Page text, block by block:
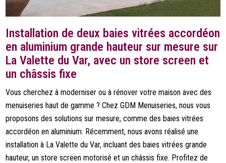
Installation de deux baies vitrées accordéon
en aluminium grande hauteur sur mesure sur
La Valette du Var, avec un store screen et
un châssis fixe
Vous cherchez à moderniser ou à rénover votre maison avec des
menuiseries haut de gamme ? Chez GDM Menuiseries, nous vous
proposons des solutions sur mesure, comme des baies vitrées
accordéon en aluminium. Récemment, nous avons réalisé une
installation à La Valette du Var, incluant des baies vitrées grande
hauteur, un store screen motorisé et un châssis fixe. Profitez de